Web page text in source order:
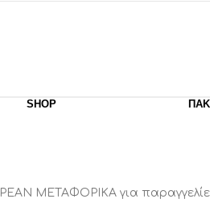
SHOP
ΜΕΤΑΦΟΡΙΚΑ για